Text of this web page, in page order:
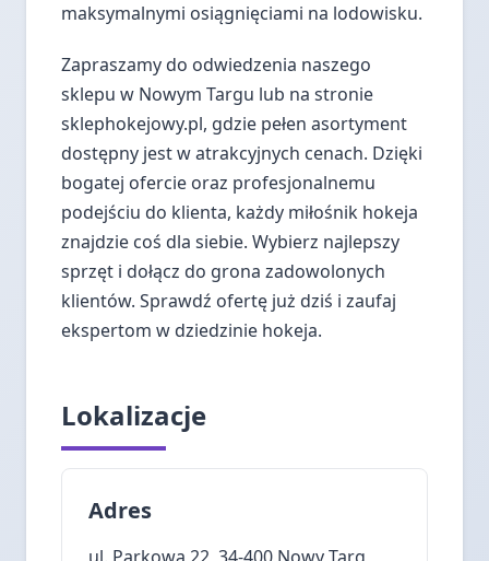
maksymalnymi osiągnięciami na lodowisku.
Zapraszamy do odwiedzenia naszego
sklepu w Nowym Targu lub na stronie
sklephokejowy.pl, gdzie pełen asortyment
dostępny jest w atrakcyjnych cenach. Dzięki
bogatej ofercie oraz profesjonalnemu
podejściu do klienta, każdy miłośnik hokeja
znajdzie coś dla siebie. Wybierz najlepszy
sprzęt i dołącz do grona zadowolonych
klientów. Sprawdź ofertę już dziś i zaufaj
ekspertom w dziedzinie hokeja.
Lokalizacje
Adres